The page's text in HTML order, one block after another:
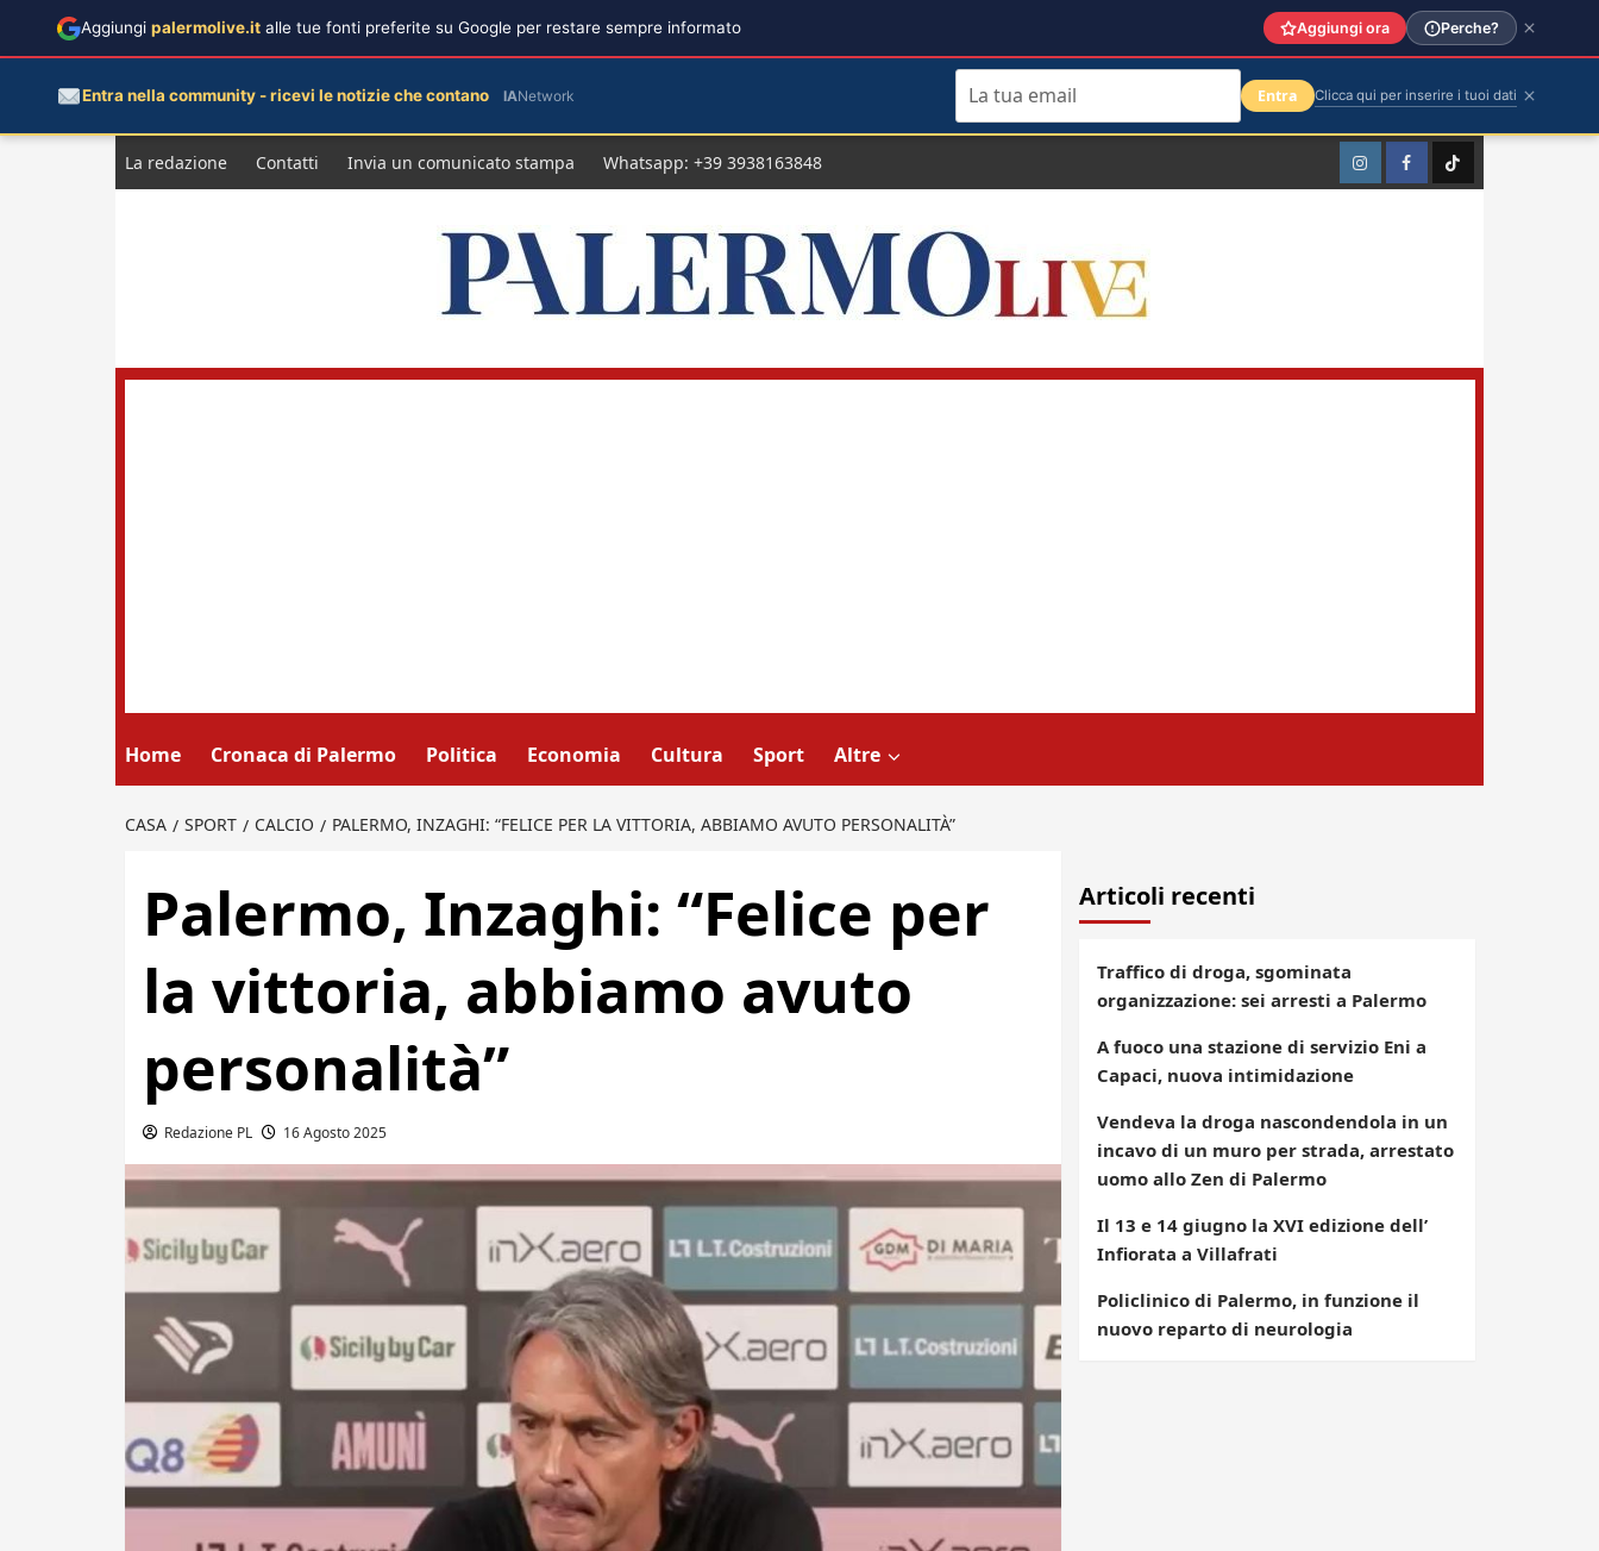
La redazione Contatti Invia un comunicato stampa Whatsapp: +39 3938163848 InstagramFacebookTikTok
Home Cronaca di Palermo Politica Economia Cultura Sport Altre
CASA SPORT CALCIO PALERMO, INZAGHI: “FELICE PER LA VITTORIA, ABBIAMO AVUTO PERSONALITÀ”
Palermo, Inzaghi: “Felice per
la vittoria, abbiamo avuto
personalità”
Redazione PL 16 Agosto 2025
Articoli recenti
Traffico di droga, sgominata
organizzazione: sei arresti a Palermo
A fuoco una stazione di servizio Eni a
Capaci, nuova intimidazione
Vendeva la droga nascondendola in un
incavo di un muro per strada, arrestato
uomo allo Zen di Palermo
Il 13 e 14 giugno la XVI edizione dell’
Infiorata a Villafrati
Policlinico di Palermo, in funzione il
nuovo reparto di neurologia
Aggiungi palermolive.it alle tue fonti preferite su Google per restare sempre informato Aggiungi ora Perche?
Entra nella community - ricevi le notizie che contano IANetwork Entra Clicca qui per inserire i tuoi dati